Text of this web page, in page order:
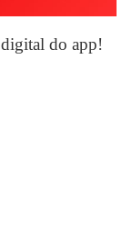
digital do app!